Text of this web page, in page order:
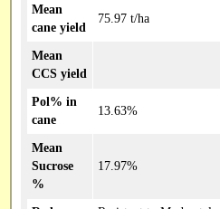
Mean
cane yield
75.97 t/ha
Mean
CCS yield
Pol% in
cane
13.63%
Mean
Sucrose
%
17.97%